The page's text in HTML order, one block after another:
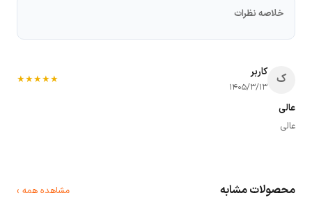
خلاصه نظرات
ک کاربر
۱۴۰۵/۳/۱۳
★
★
★
★
★
عالی
عالی
محصولات مشابه مشاهده همه ›